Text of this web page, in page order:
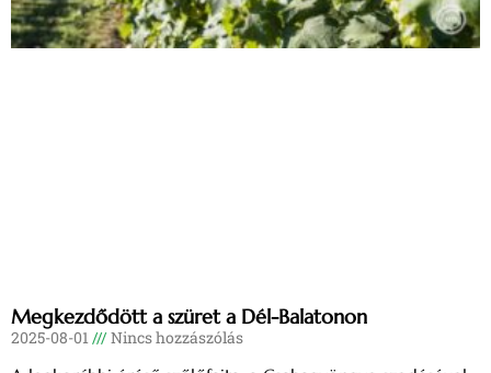
Megkezdődött a szüret a Dél-Balatonon
2025-08-01 Nincs hozzászólás